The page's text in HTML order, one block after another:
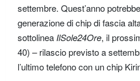
settembre. Quest’anno
generazione di chip di fascia
sottolinea IlSole24Ore, il
40) – rilascio previsto a
l’ultimo telefono con un chip